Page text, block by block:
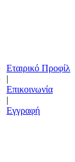
Εταιρικό Προφίλ
|
Επικοινωνία
|
Εγγραφή